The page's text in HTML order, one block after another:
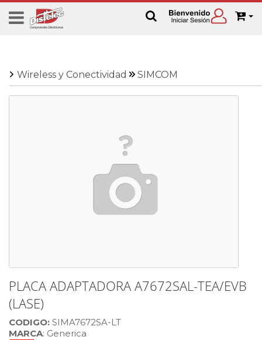
Wireless y Conectividad SIMCOM
PLACA ADAPTADORA A7672SAL-TEA/EVB
(LASE)
CODIGO: SIMA7672SA-LT
MARCA: Generica